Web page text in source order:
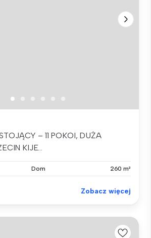
– 11 POKOI, DUŻA
KIJE...
Dom 260 m²
Zobacz więcej